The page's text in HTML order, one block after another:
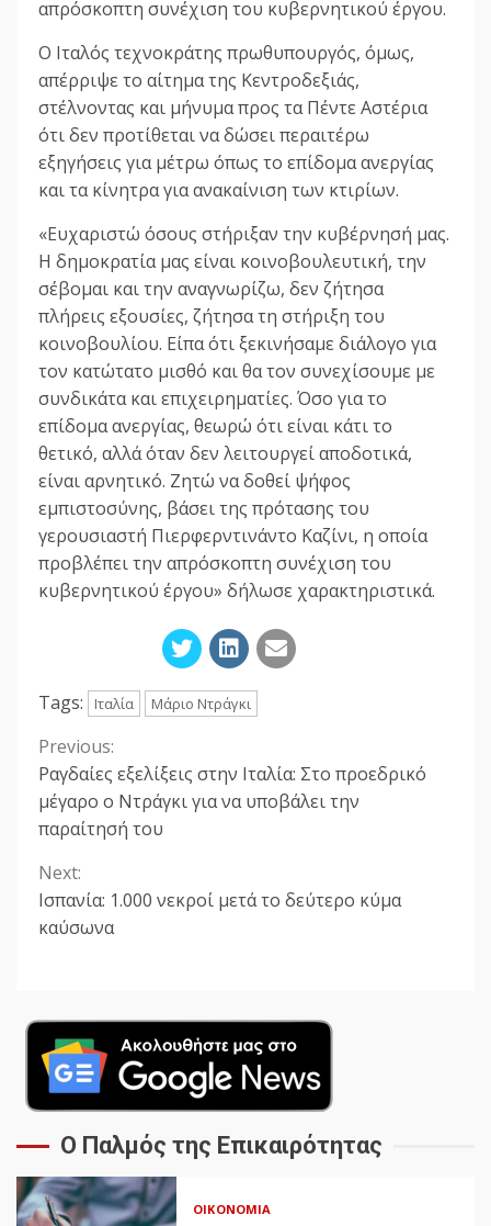
απρόσκοπτη συνέχιση του κυβερνητικού έργου.
Ο Ιταλός τεχνοκράτης πρωθυπουργός, όμως,
απέρριψε το αίτημα της Κεντροδεξιάς,
στέλνοντας και μήνυμα προς τα Πέντε Αστέρια
ότι δεν προτίθεται να δώσει περαιτέρω
εξηγήσεις για μέτρω όπως το επίδομα ανεργίας
και τα κίνητρα για ανακαίνιση των κτιρίων.
«Ευχαριστώ όσους στήριξαν την κυβέρνησή μας.
Η δημοκρατία μας είναι κοινοβουλευτική, την
σέβομαι και την αναγνωρίζω, δεν ζήτησα
πλήρεις εξουσίες, ζήτησα τη στήριξη του
κοινοβουλίου. Είπα ότι ξεκινήσαμε διάλογο για
τον κατώτατο μισθό και θα τον συνεχίσουμε με
συνδικάτα και επιχειρηματίες. Όσο για το
επίδομα ανεργίας, θεωρώ ότι είναι κάτι το
θετικό, αλλά όταν δεν λειτουργεί αποδοτικά,
είναι αρνητικό. Ζητώ να δοθεί ψήφος
εμπιστοσύνης, βάσει της πρότασης του
γερουσιαστή Πιερφερντινάντο Καζίνι, η οποία
προβλέπει την απρόσκοπτη συνέχιση του
κυβερνητικού έργου» δήλωσε χαρακτηριστικά.
Tags: Ιταλία Μάριο Ντράγκι
Continue
Reading
Previous:
Ραγδαίες εξελίξεις στην Ιταλία: Στο προεδρικό
μέγαρο ο Ντράγκι για να υποβάλει την
παραίτησή του
Next:
Ισπανία: 1.000 νεκροί μετά το δεύτερο κύμα
καύσωνα
Ο Παλμός της Επικαιρότητας
ΟΙΚΟΝΟΜΊΑ